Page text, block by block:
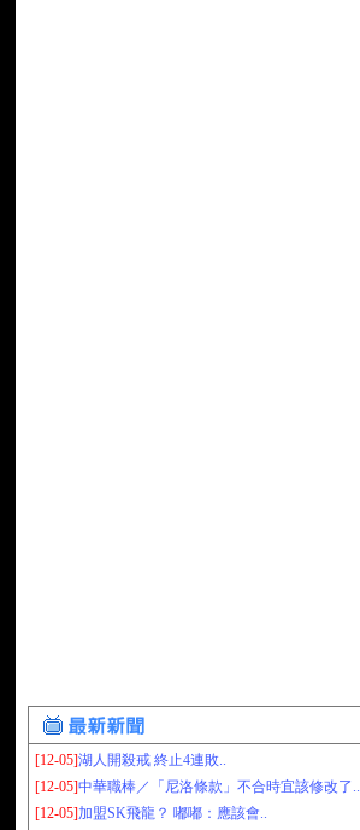
[12-05]湖人開殺戒 終止4連敗..
[12-05]中華職棒／「尼洛條款」不合時宜該修改了..
[12-05]加盟SK飛龍？ 嘟嘟：應該會..